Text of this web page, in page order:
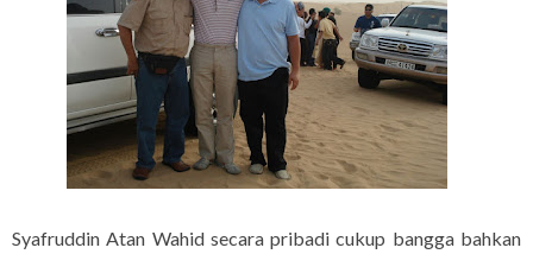
Syafruddin Atan Wahid secara pribadi cukup bangga bahkan